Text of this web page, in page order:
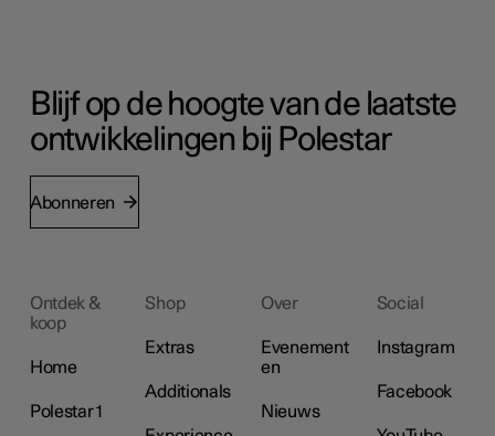
Blijf op de hoogte van de laatste
ontwikkelingen bij Polestar
Abonneren
Ontdek &
koop
Home
Polestar 1
Shop
Extras
Additionals
Over
Evenement
en
Nieuws
Social
Instagram
Facebook